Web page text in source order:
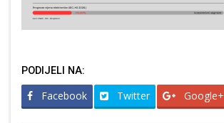
PODIJELI NA:
Facebook Twitter Google+